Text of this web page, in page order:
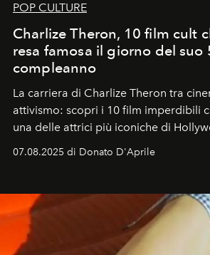
POP CULTURE
Charlize Theron, 10 film cult
resa famosa il giorno del suo
compleanno
La carriera di Charlize Theron tra
attivismo: scopri i 10 film imperdibili
una delle attrici più iconiche di
07.08.2025 di Donato D'Aprile